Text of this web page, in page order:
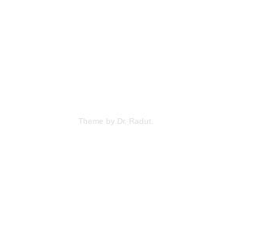
Theme by Dr. Radut